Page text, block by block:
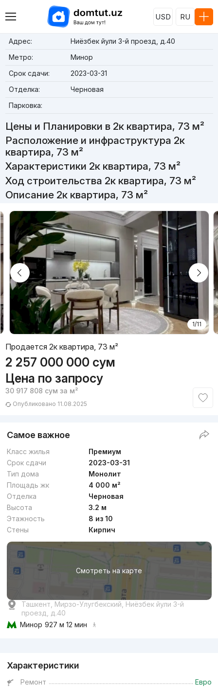
USD RU
Адрес:
Ниёзбек йули 3-й проезд, д.40
Метро:
Минор
Срок сдачи:
2023-03-31
Отделка:
Черновая
Парковка:
Цены и Планировки в 2к квартира, 73 м²
Расположение и инфраструктура 2к
квартира, 73 м²
Характеристики 2к квартира, 73 м²
Ход строительства 2к квартира, 73 м²
Описание 2к квартира, 73 м²
1/11
Продается 2к квартира, 73 м²
2 257 000 000 сум
Цена по запросу
30 917 808 сум за м²
Опубликовано 11.08.2025
Самое важное
Класс жилья
Премиум
Срок сдачи
2023-03-31
Тип дома
Монолит
Площадь жк
4 000 м²
Отделка
Черновая
Высота
3.2 м
Этажность
8 из 10
Стены
Кирпич
Смотреть на карте
Ташкент, Мирзо-Улугбекский, Ниёзбек йули 3-й
проезд, д.40
Минор 927 м 12 мин
Характеристики
Ремонт
Евро